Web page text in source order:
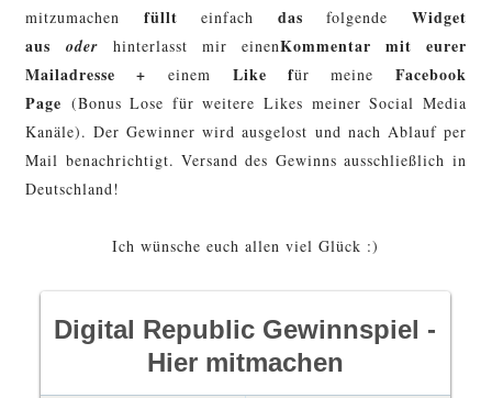
mitzumachen füllteinfach das folgende Widget
ausoder hinterlasst mir einenKommentar mit eurer
Mailadresse +einem Like für meine Facebook
Page (Bonus Lose für weitere Likes meiner Social Media
Kanäle). Der Gewinner wird ausgelost und nach Ablauf per
Mail benachrichtigt. Versand des Gewinns ausschließlich in
Deutschland!
Ich wünsche euch allen viel Glück :)